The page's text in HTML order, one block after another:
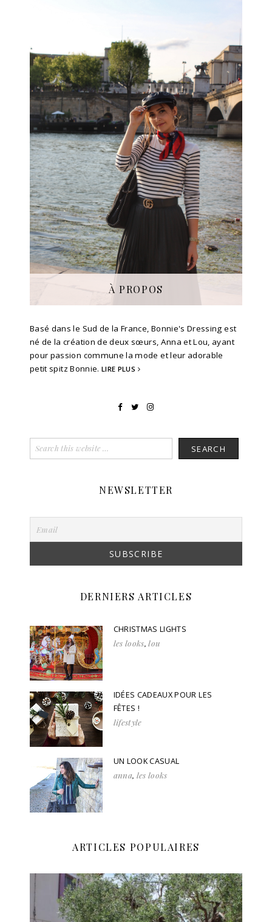
À PROPOS
Basé dans le Sud de la France, Bonnie's Dressing est
né de la création de deux sœurs, Anna et Lou, ayant
pour passion commune la mode et leur adorable
petit spitz Bonnie. LIRE PLUS
NEWSLETTER
DERNIERS ARTICLES
CHRISTMAS LIGHTS
les looks,lou
IDÉES CADEAUX POUR LES
FÊTES !
lifestyle
UN LOOK CASUAL
anna, les looks
ARTICLES POPULAIRES